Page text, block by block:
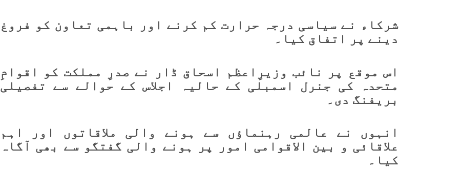
شرکاء نے سیاسی درجہ حرارت کم کرنے اور باہمی تعاون کو فروغ
دینے پر اتفاق کیا۔
اس موقع پر نائب وزیرِاعظم اسحاق ڈار نے صدرِ مملکت کو اقوامِ
متحدہ کی جنرل اسمبلی کے حالیہ اجلاس کے حوالے سے تفصیلی
بریفنگ دی۔
انہوں نے عالمی رہنماؤں سے ہونے والی ملاقاتوں اور اہم
علاقائی و بین الاقوامی امور پر ہونے والی گفتگو سے بھی آگاہ
کیا۔